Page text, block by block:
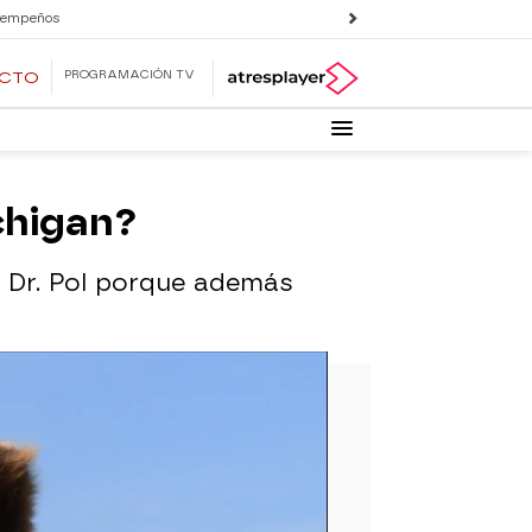
PROGRAMACIÓN TV
Pol porque además